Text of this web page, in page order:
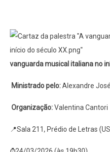
vanguarda musical italiana no
Ministrado pelo:Alexandre
Organização:Valentina Cantori
📍Sala 211, Prédio de Letras